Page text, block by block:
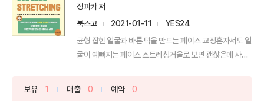
정파카 저
북스고
2021-01-11
YES24
균형 잡힌 얼굴과 바른 턱을 만드는 페이스 교정혼자서도 얼
굴이 예뻐지는 페이스 스트레칭거울로 보면 괜찮은데 사진
보유 1 대출 0 예약 0